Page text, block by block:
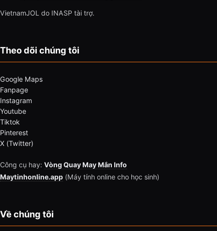
VietnamJOL do INASP tài trợ.
Theo dõi chúng tôi
Google Maps
Fanpage
Instagram
Youtube
Tiktok
Pinterest
X (Twitter)
Công cụ hay: Vòng Quay May Mắn Info
Maytinhonline.app (Máy tính online cho học sinh)
Về chúng tôi